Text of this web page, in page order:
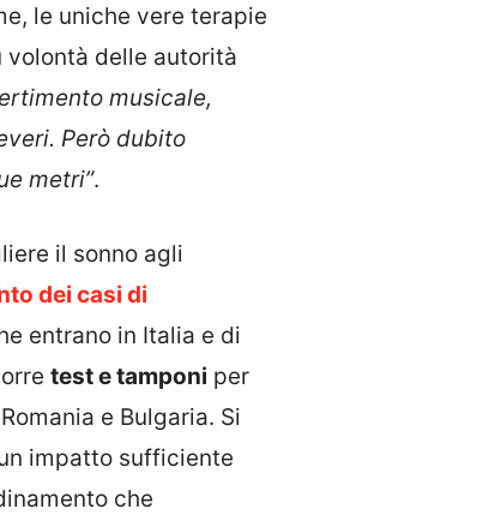
le uniche vere terapie
volontà delle autorità
musicale,
Però dubito
metri”.
il sonno agli
dei casi di
entrano in Italia e di
test e tamponi per
e Bulgaria. Si
impatto sufficiente
che